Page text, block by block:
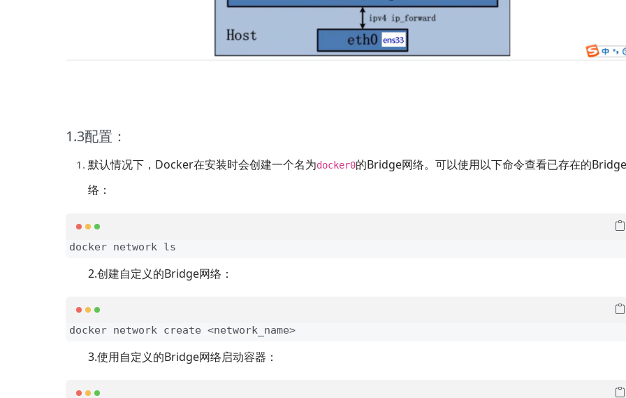
1.3配置：
默认情况下，Docker在安装时会创建一个名为docker0的Bridge网络。可以使用以下命令查看已存在的
络：
docker network ls
2.创建自定义的Bridge网络：
docker network create <network_name>
3.使用自定义的Bridge网络启动容器：